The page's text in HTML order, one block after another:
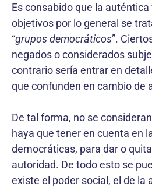
Es consabido que la
objetivos por lo general se
“grupos democráticos”.
negados o considerados
contrario sería entrar en
que confunden en cambio de
De tal forma, no se
haya que tener en cuenta en
democráticas, para dar o
autoridad. De todo esto se
existe el poder social, el de la